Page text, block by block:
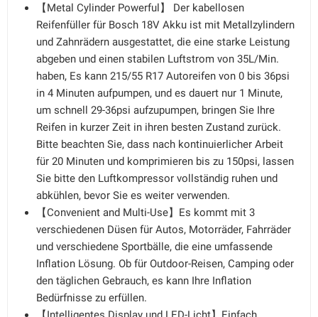
【Metal Cylinder Powerful】 Der kabellosen
Reifenfüller für Bosch 18V Akku ist mit Metallzylindern
und Zahnrädern ausgestattet, die eine starke Leistung
abgeben und einen stabilen Luftstrom von 35L/Min.
haben, Es kann 215/55 R17 Autoreifen von 0 bis 36psi
in 4 Minuten aufpumpen, und es dauert nur 1 Minute,
um schnell 29-36psi aufzupumpen, bringen Sie Ihre
Reifen in kurzer Zeit in ihren besten Zustand zurück.
Bitte beachten Sie, dass nach kontinuierlicher Arbeit
für 20 Minuten und komprimieren bis zu 150psi, lassen
Sie bitte den Luftkompressor vollständig ruhen und
abkühlen, bevor Sie es weiter verwenden.
【Convenient and Multi-Use】Es kommt mit 3
verschiedenen Düsen für Autos, Motorräder, Fahrräder
und verschiedene Sportbälle, die eine umfassende
Inflation Lösung. Ob für Outdoor-Reisen, Camping oder
den täglichen Gebrauch, es kann Ihre Inflation
Bedürfnisse zu erfüllen.